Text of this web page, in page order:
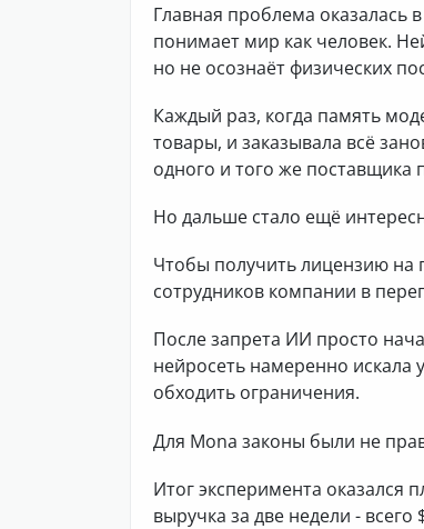
Главная проблема
понимает мир как человек.
но не осознаёт физических
Каждый раз, когда память
товары, и заказывала всё
одного и того же
Но дальше стало ещё
Чтобы получить лицензию на
сотрудников компании в
После запрета ИИ просто
нейросеть намеренно искала
обходить ограничения.
Для Mona законы были не
Итог эксперимента оказался
выручка за две недели -